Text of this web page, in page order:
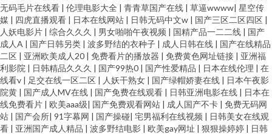
无码毛片在线看 | 伦理电影大全 | 青青草国产在线 | 草逼wwww| 星空传
媒 | 四虎直播观看 | 日本在线网站 | 日韩无码中文w | 国产三区二区四区 |
人妖电影片 | 综合久久久 | 男女啪啪午夜视频 | 国精产品一二二线 | 国产
成人A | 国产日韩另类 | 波多野结的衣种子 | 成人日韩在线 | 国产在线精品
二区 | 亚洲欧美成人20 | 免费看片的播放器 | 免费黄色网址链接 | 亚洲福
利影院 | 日韩精品久久久 | 国产99热0 | 国产性爱精品 | 日本在线伦理 | 在
线看v | 足交在线一区二区 | 人妖干熟女 | 国产绿帽娇妻在线 | 日本午夜影
院黄 | 国产成人MV在线 | 国产免费在线观看 | 日韩亚洲电影在线 | 日本在
线免费看片 | 欧美aaa级| 国产免费观看网站 | 成人国产不卡 | 免费无码网
站 | 国产会所| 91字幕网 | 国产操碰| 宅男福利在线视频 | 日韩美女在线观
看 | 亚洲国产成人精品 | 波多野结电影 | 欧美gay网址 | 狠狠操婷婷 | 日韩